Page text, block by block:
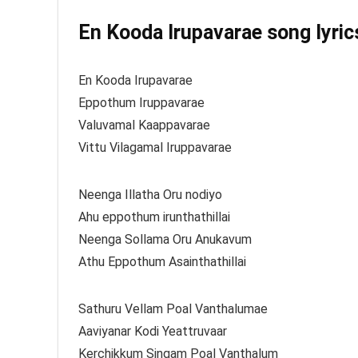
En Kooda Irupavarae song
En Kooda Irupavarae
Eppothum Iruppavarae
Valuvamal Kaappavarae
Vittu Vilagamal Iruppavarae
Neenga Illatha Oru nodiyo
Ahu eppothum irunthathillai
Neenga Sollama Oru Anukavum
Athu Eppothum Asainthathillai
Sathuru Vellam Poal Vanthalumae
Aaviyanar Kodi Yeattruvaar
Kerchikkum Singam Poal Vanthalum